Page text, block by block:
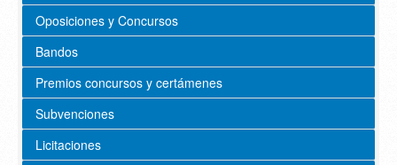
Oposiciones y Concursos
Bandos
Premios concursos y certámenes
Subvenciones
Licitaciones